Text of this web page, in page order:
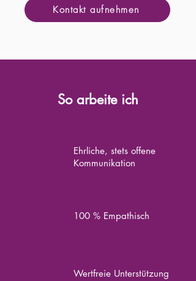
Kontakt aufnehmen
So arbeite ich
Ehrliche, stets offene
Kommunikation
100 % Empathisch
Wertfreie Unterstützung